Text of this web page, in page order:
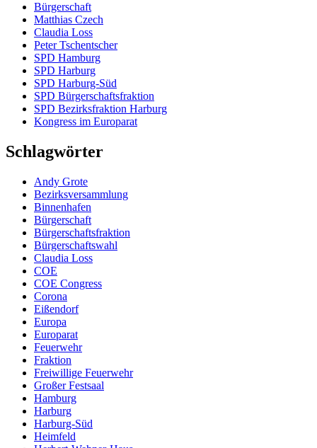
Bürgerschaft
Matthias Czech
Claudia Loss
Peter Tschentscher
SPD Hamburg
SPD Harburg
SPD Harburg-Süd
SPD Bürgerschaftsfraktion
SPD Bezirksfraktion Harburg
Kongress im Europarat
Schlagwörter
Andy Grote
Bezirksversammlung
Binnenhafen
Bürgerschaft
Bürgerschaftsfraktion
Bürgerschaftswahl
Claudia Loss
COE
COE Congress
Corona
Eißendorf
Europa
Europarat
Feuerwehr
Fraktion
Freiwillige Feuerwehr
Großer Festsaal
Hamburg
Harburg
Harburg-Süd
Heimfeld